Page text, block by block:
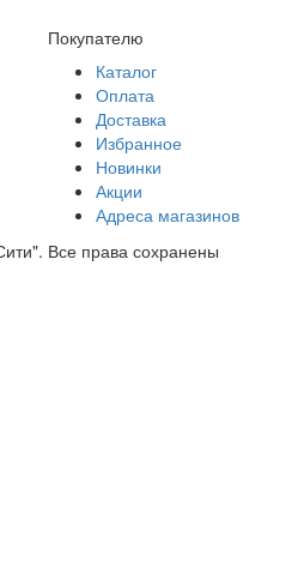
Покупателю
Каталог
Оплата
Доставка
Избранное
Новинки
Акции
Адреса магазинов
Все права сохранены